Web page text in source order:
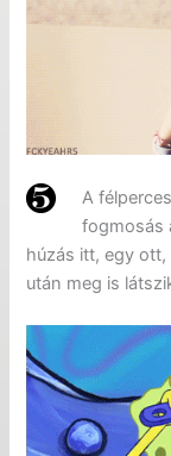
A
fogmosás
húzás itt, egy
után meg is